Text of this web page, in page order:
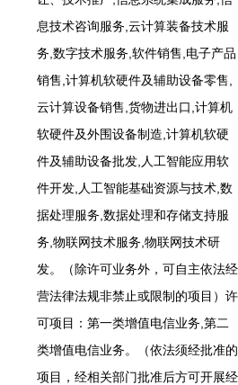
息技术咨询服务,云计算装备技术服
务,数字技术服务,软件销售,电子产品
销售,计算机软硬件及辅助设备零售,
云计算设备销售,货物进出口,计算机
软硬件及外围设备制造,计算机软硬
件及辅助设备批发,人工智能应用软
件开发,人工智能基础资源与技术,数
据处理服务,数据处理和存储支持服
务,物联网技术服务,物联网技术研
发。（除许可业务外，可自主依法经
营法律法规非禁止或限制的项目）许
可项目：第一类增值电信业务,第二
类增值电信业务。（依法须经批准的
项目，经相关部门批准后方可开展经